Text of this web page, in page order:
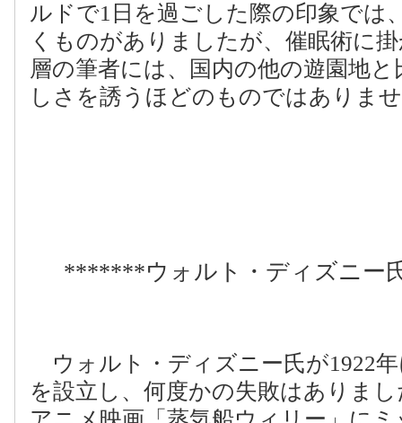
ルドで1 日を過ごした際の印象では
くものがありましたが、催眠術に
層の筆者には、国内の他の遊園地
しさを誘うほどのものではありま
*******ウォルト・ディズニー
ウォルト・ディズニー氏が1922
を設立し、何度かの失敗はありま